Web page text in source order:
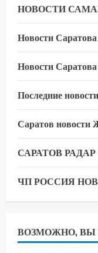
НОВОСТИ
Новости Саратова
Новости
Последние
Саратов новости
САРАТОВ РАДАР
ЧП РОССИЯ
ВОЗМОЖНО, ВЫ